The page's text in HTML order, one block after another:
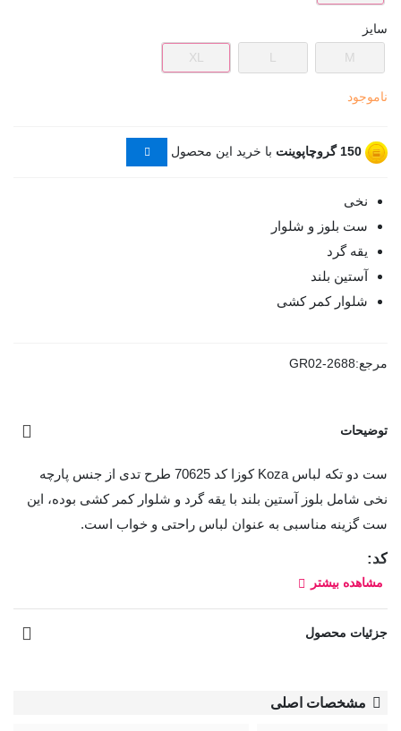
سایز
M
L
XL
ناموجود
150 گروچاپوینت با خرید این محصول
نخی
ست بلوز و شلوار
یقه گرد
آستین بلند
شلوار کمر کشی
مرجع:GR02-2688
توضیحات
ست دو تکه لباس Koza کوزا کد 70625 طرح تدی از جنس پارچه
نخی شامل بلوز آستین بلند با یقه گرد و شلوار کمر کشی بوده، این
ست گزینه مناسبی به عنوان لباس راحتی و خواب است.
کد:
70625
راهنمای نگهداری محصولات Koza:
مشاهده بیشتر
جزئیات محصول
مشخصات اصلی